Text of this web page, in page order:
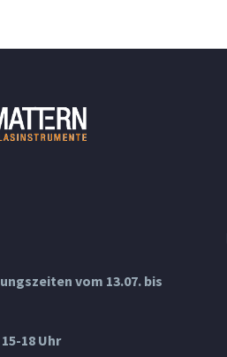
vom 13.07. bis
18 Uhr